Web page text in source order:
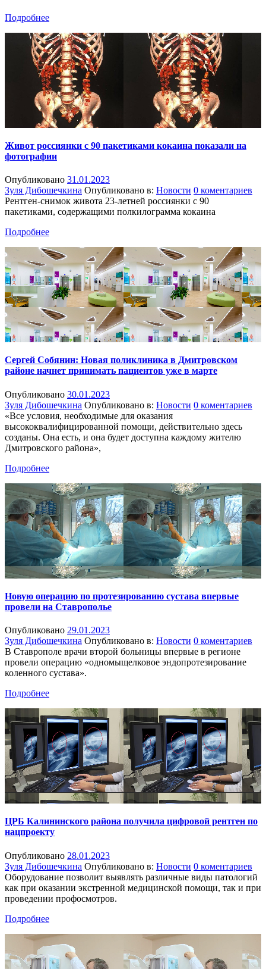
Подробнее
Живот россиянки с 90 пакетиками кокаина показали на
фотографии
Опубликовано 31.01.2023
Зуля Дибошечкина Опубликовано в: Новости 0 коментариев
Рентген-снимок живота 23-летней россиянки с 90
пакетиками, содержащими полкилограмма кокаина
Подробнее
Сергей Собянин: Новая поликлиника в Дмитровском
районе начнет принимать пациентов уже в марте
Опубликовано 30.01.2023
Зуля Дибошечкина Опубликовано в: Новости 0 коментариев
«Все условия, необходимые для оказания
высококвалифицированной помощи, действительно здесь
созданы. Она есть, и она будет доступна каждому жителю
Дмитровского района»,
Подробнее
Новую операцию по протезированию сустава впервые
провели на Ставрополье
Опубликовано 29.01.2023
Зуля Дибошечкина Опубликовано в: Новости 0 коментариев
В Ставрополе врачи второй больницы впервые в регионе
провели операцию «одномыщелковое эндопротезирование
коленного сустава».
Подробнее
ЦРБ Калининского района получила цифровой рентген по
нацпроекту
Опубликовано 28.01.2023
Зуля Дибошечкина Опубликовано в: Новости 0 коментариев
Оборудование позволит выявлять различные виды патологий
как при оказании экстренной медицинской помощи, так и при
проведении профосмотров.
Подробнее